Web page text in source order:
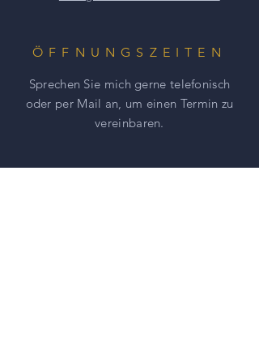
ÖFFNUNGSZEITEN
Sprechen Sie mich gerne telefonisch
oder per Mail an, um einen Termin zu
vereinbaren.